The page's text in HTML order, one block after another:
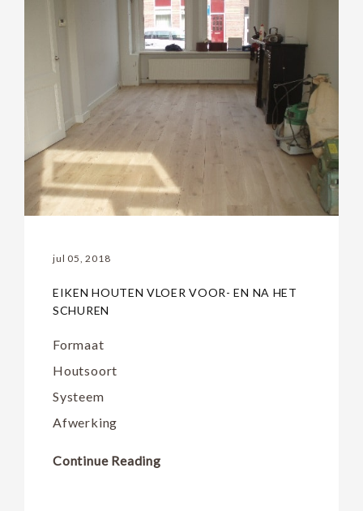
jul 05, 2018
EIKEN HOUTEN VLOER VOOR- EN NA HET
SCHUREN
Formaat
Houtsoort
Systeem
Afwerking
Continue Reading